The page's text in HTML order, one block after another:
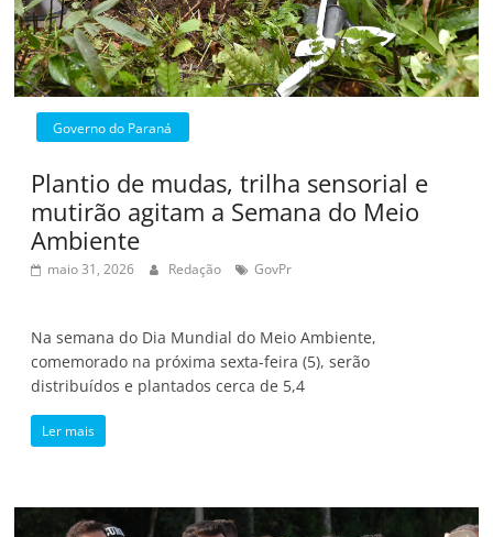
Governo do Paraná
Plantio de mudas, trilha sensorial e
mutirão agitam a Semana do Meio
Ambiente
maio 31, 2026 Redação GovPr
Na semana do Dia Mundial do Meio Ambiente,
comemorado na próxima sexta-feira (5), serão
distribuídos e plantados cerca de 5,4
Ler mais